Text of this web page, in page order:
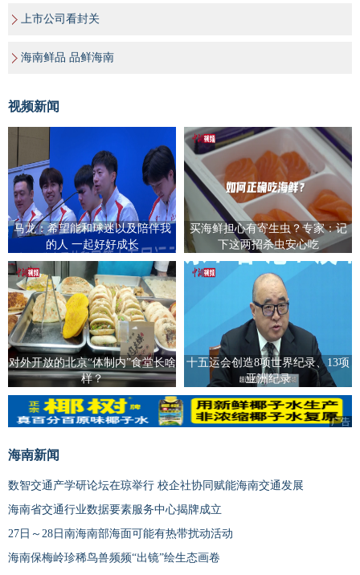
上市公司看封关
海南鲜品 品鲜海南
视频新闻
马龙：希望能和球迷以及陪伴我
的人 一起好好成长
买海鲜担心有寄生虫？专家：记
下这两招杀虫安心吃
对外开放的北京“体制内”食堂长啥
样？
十五运会创造8项世界纪录、13项
亚洲纪录
广告
海南新闻
数智交通产学研论坛在琼举行 校企社协同赋能海南交通发展
海南省交通行业数据要素服务中心揭牌成立
27日～28日南海南部海面可能有热带扰动活动
海南保梅岭珍稀鸟兽频频“出镜”绘生态画卷